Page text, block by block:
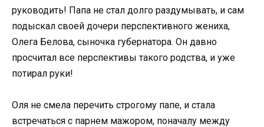
руководить! Папа не стал долго раздумывать, и сам
подыскал своей дочери перспективного жениха,
Олега Белова, сыночка губернатора. Он давно
просчитал все перспективы такого родства, и уже
потирал руки!
Оля не смела перечить строгому папе, и стала
встречаться с парнем мажором, поначалу между